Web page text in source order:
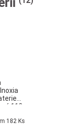
110
182 Ks